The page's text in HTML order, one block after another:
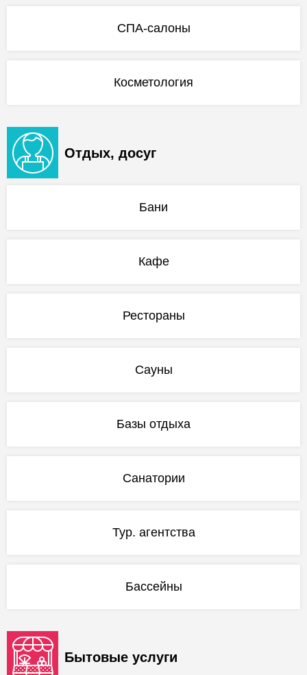
СПА-салоны
Косметология
Отдых, досуг
Бани
Кафе
Рестораны
Сауны
Базы отдыха
Санатории
Тур. агентства
Бассейны
Бытовые услуги